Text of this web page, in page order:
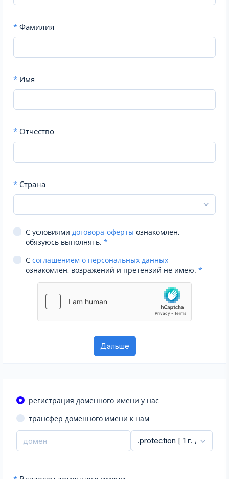
* Фамилия
* Имя
* Отчество
* Страна
С условиями договора-оферты ознакомлен,
обязуюсь выполнять. *
С соглашением о персональных данных
ознакомлен, возражений и претензий не имею. *
регистрация доменного имени у нас
трансфер доменного имени к нам